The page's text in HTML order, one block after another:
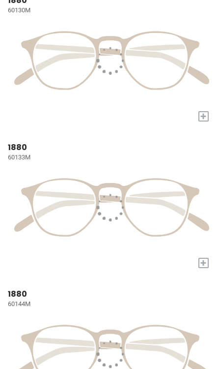
60130M
+
1880
60133M
+
1880
60144M